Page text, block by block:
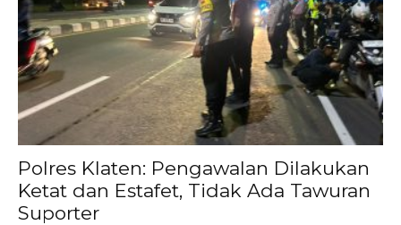
Polres Klaten: Pengawalan Dilakukan
Ketat dan Estafet, Tidak Ada Tawuran
Suporter